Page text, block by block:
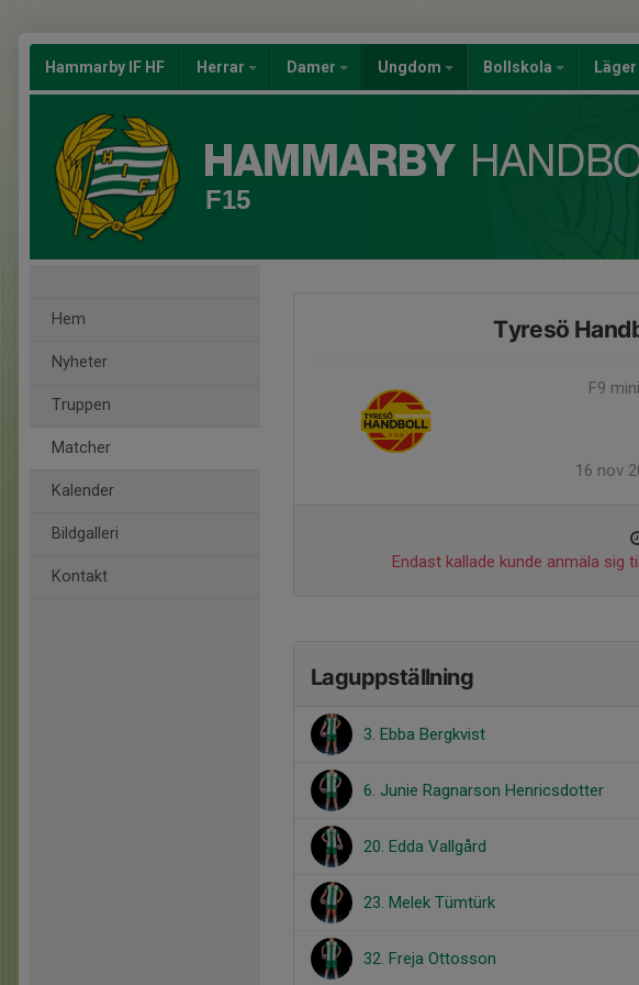
Hammarby IF HF Herrar Damer Ungdom Bollskola Läger
F15
Hem
Nyheter
Truppen
Matcher
Kalender
Bildgalleri
Kontakt
Tyresö
F9
16 nov
Endast kallade kunde anmäla sig
Laguppställning
3. Ebba Bergkvist
6. Junie Ragnarson Henricsdotter
20. Edda Vallgård
23. Melek Tümtürk
32. Freja Ottosson